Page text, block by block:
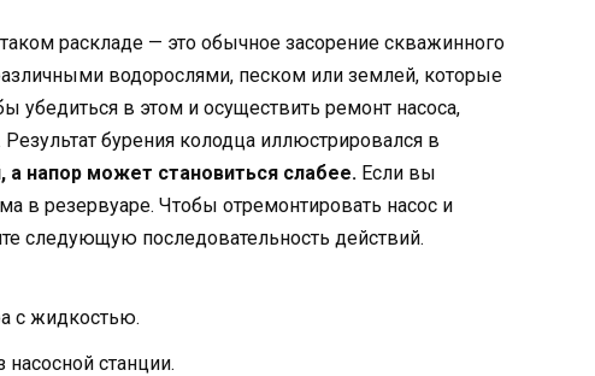
раскладе — это обычное засорение скважинного
водорослями, песком или землей, которые
убедиться в этом и осуществить ремонт насоса,
бурения колодца иллюстрировался в
а напор может становиться слабее. Если вы
в резервуаре. Чтобы отремонтировать насос и
следующую последовательность действий.
с жидкостью.
насосной станции.